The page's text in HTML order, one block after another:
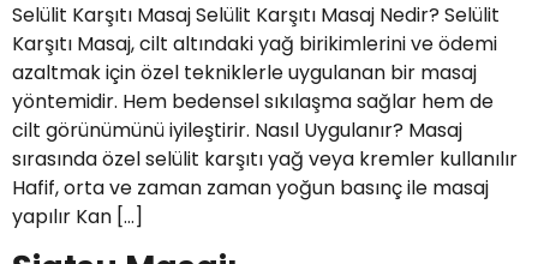
Selülit Karşıtı Masaj Selülit Karşıtı Masaj Nedir? Selülit
Karşıtı Masaj, cilt altındaki yağ birikimlerini ve ödemi
azaltmak için özel tekniklerle uygulanan bir masaj
yöntemidir. Hem bedensel sıkılaşma sağlar hem de
cilt görünümünü iyileştirir. Nasıl Uygulanır? Masaj
sırasında özel selülit karşıtı yağ veya kremler kullanılır
Hafif, orta ve zaman zaman yoğun basınç ile masaj
yapılır Kan […]